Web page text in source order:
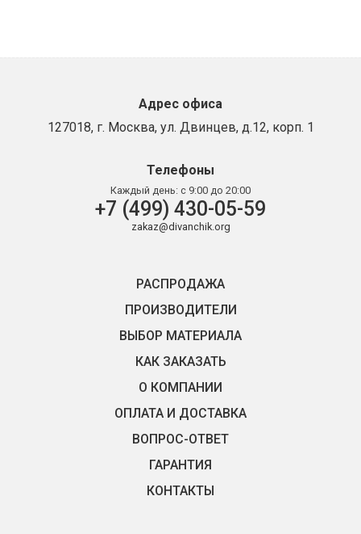
Адрес офиса
127018, г. Москва, ул. Двинцев, д.12, корп. 1
Телефоны
Каждый день: с 9:00 до 20:00
+7 (499) 430-05-59
zakaz@divanchik.org
РАСПРОДАЖА
ПРОИЗВОДИТЕЛИ
ВЫБОР МАТЕРИАЛА
КАК ЗАКАЗАТЬ
О КОМПАНИИ
ОПЛАТА И ДОСТАВКА
ВОПРОС-ОТВЕТ
ГАРАНТИЯ
КОНТАКТЫ